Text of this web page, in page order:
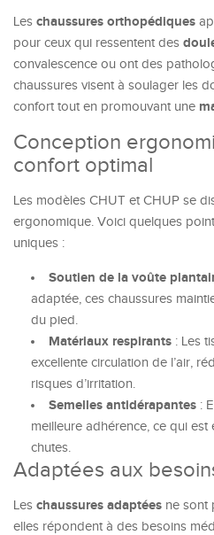
Les chaussures orthopédiques
pour ceux qui ressentent des
convalescence ou ont des
chaussures visent à soulager les
confort tout en promouvant une
Conception
confort optimal
Les modèles CHUT et CHUP se
ergonomique. Voici quelques
uniques :
Soutien de la voûte
adaptée, ces chaussures
du pied.
Matériaux respirants : Les
excellente circulation de l’air,
risques d’irritation.
Semelles antidérapantes :
meilleure adhérence, ce qui
chutes.
Adaptées aux
Les chaussures adaptées ne sont
elles répondent à des besoins